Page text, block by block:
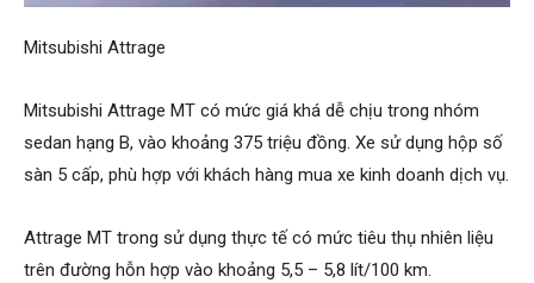
Mitsubishi Attrage
Mitsubishi Attrage MT có mức giá khá dễ chịu trong nhóm
sedan hạng B, vào khoảng 375 triệu đồng. Xe sử dụng hộp số
sàn 5 cấp, phù hợp với khách hàng mua xe kinh doanh dịch vụ.
Attrage MT trong sử dụng thực tế có mức tiêu thụ nhiên liệu
trên đường hỗn hợp vào khoảng 5,5 – 5,8 lít/100 km.